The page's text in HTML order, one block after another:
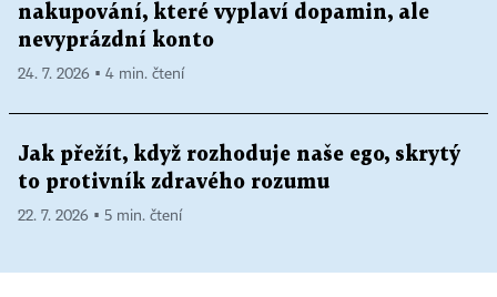
nakupování, které vyplaví dopamin, ale
nevyprázdní konto
24. 7. 2026 ▪ 4 min. čtení
Jak přežít, když rozhoduje naše ego, skrytý
to protivník zdravého rozumu
22. 7. 2026 ▪ 5 min. čtení